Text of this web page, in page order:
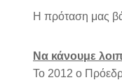
Η πρόταση μας
Να κάνουμε
Το 2012 ο